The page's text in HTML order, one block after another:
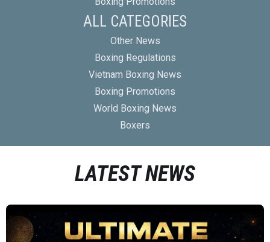
ALL CATEGORIES
Other News
Boxing Regulations
Vietnam Boxing News
Boxing Promotions
World Boxing News
Boxers
LATEST NEWS